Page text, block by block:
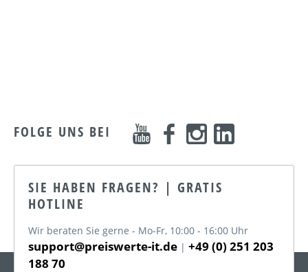
FOLGE UNS BEI
SIE HABEN FRAGEN? | GRATIS
HOTLINE
Wir beraten Sie gerne - Mo-Fr, 10:00 - 16:00 Uhr
support@preiswerte-it.de | +49 (0) 251 203
188 70